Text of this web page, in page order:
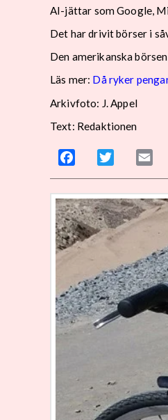
AI-jättar som Google,
Det har drivit börser i
Den amerikanska
Läs mer: Då ryker
Arkivfoto: J. Appel
Text: Redaktionen
Facebook Twitter